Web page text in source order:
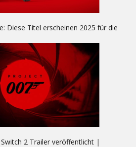
Diese Titel erscheinen 2025 für die
2 Trailer veröffentlicht |